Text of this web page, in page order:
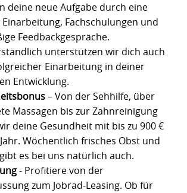
deine neue Aufgabe durch eine
Fachschulungen und
Feedbackgespräche.
unterstützen wir dich auch
Einarbeitung in deiner
Entwicklung.
– Von der Sehhilfe, über
Massagen bis zur Zahnreinigung
deine Gesundheit mit bis zu 900 €
Wöchentlich frisches Obst und
es bei uns natürlich auch.
- Profitiere von der
zum Jobrad-Leasing. Ob für